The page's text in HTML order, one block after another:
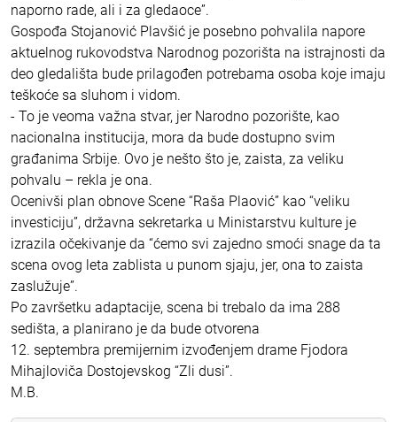
naporno rade, ali i za gledaoce”.
Gospođa Stojanović Plavšić je posebno pohvalila napore
aktuelnog rukovodstva Narodnog pozorišta na istrajnosti da
deo gledališta bude prilagođen potrebama osoba koje imaju
teškoće sa sluhom i vidom.
- To je veoma važna stvar, jer Narodno pozorište, kao
nacionalna institucija, mora da bude dostupno svim
građanima Srbije. Ovo je nešto što je, zaista, za veliku
pohvalu – rekla je ona.
Ocenivši plan obnove Scene “Raša Plaović” kao “veliku
investiciju”, državna sekretarka u Ministarstvu kulture je
izrazila očekivanje da “ćemo svi zajedno smoći snage da ta
scena ovog leta zablista u punom sjaju, jer, ona to zaista
zaslužuje”.
Po završetku adaptacije, scena bi trebalo da ima 288
sedišta, a planirano je da bude otvorena
12. septembra premijernim izvođenjem drame Fjodora
Mihajloviča Dostojevskog “Zli dusi”.
M.B.